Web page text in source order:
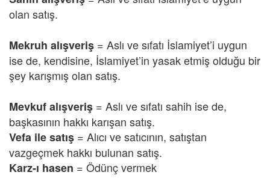
olan satış.
Mekruh alışveriş = Aslı ve sıfatı İslamiyet’i uygun
ise de, kendisine, İslamiyet’in yasak etmiş olduğu bir
şey karışmış olan satış.
Mevkuf alışveriş = Aslı ve sıfatı sahih ise de,
başkasının hakkı karışan satış.
Vefa ile satış = Alıcı ve satıcının, satıştan
vazgeçmek hakkı bulunan satış.
Karz-ı hasen = Ödünç vermek